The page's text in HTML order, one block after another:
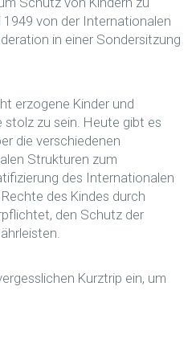
von der Internationalen
in einer Sondersitzung
erzogene Kinder und
stolz zu sein. Heute gibt es
die verschiedenen
Strukturen zum
des Internationalen
des Kindes durch
den Schutz der
Kurztrip ein, um